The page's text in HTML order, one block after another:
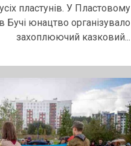
пластунів. У Пластовому
Бучі юнацтво організувало
захоплюючий казковий...